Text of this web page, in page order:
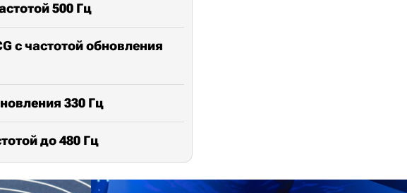
500 Гц
с частотой обновления
330 Гц
до 480 Гц